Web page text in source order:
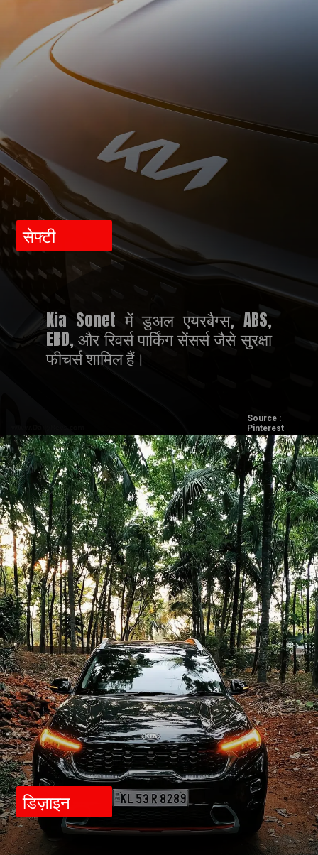
Kia Sonet में डुअल एयरबैग्स, ABS,
EBD, और रिवर्स पार्किंग सेंसर्स जैसे सुरक्षा
फीचर्स शामिल हैं।
सेफ्टी
Source :
Pinterest
डिज़ाइन